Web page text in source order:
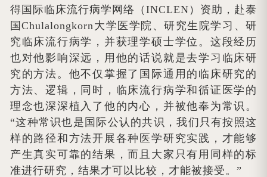
得国际临床流行病学网络（INCLEN）资助，赴泰
国Chulalongkorn大学医学院、研究生院学习、研
究临床流行病学，并获理学硕士学位。这段经历
也对他影响深远，用他的话说就是去学习临床研
究的方法。他不仅掌握了国际通用的临床研究的
方法、逻辑，同时，临床流行病学和循证医学的
理念也深深植入了他的内心，并被他奉为常识。
“这种常识也是国际公认的共识，我们只有按照这
样的路径和方法开展各种医学研究实践，才能够
产生真实可靠的结果，而且大家只有用同样的标
准进行研究，结果才可以比较，才能被接受。”